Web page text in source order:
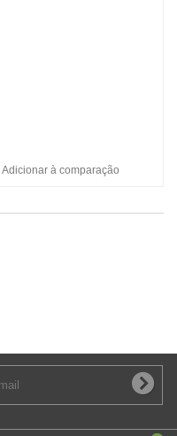
Adicionar à comparação